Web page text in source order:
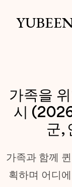
가족을
시
군,
가족과 함께
획하며 어디